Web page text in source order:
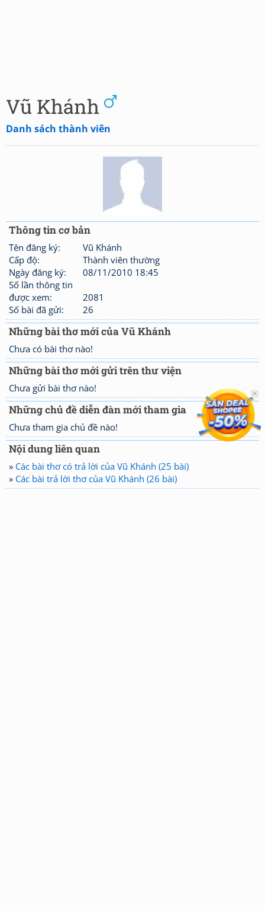
Vũ Khánh
Danh sách thành viên
Thông tin cơ bản
Tên đăng ký:
Vũ Khánh
Cấp độ:
Thành viên thường
Ngày đăng ký:
08/11/2010 18:45
Số lần thông tin
được xem:
2081
Số bài đã gửi:
26
Những bài thơ mới của Vũ Khánh
Chưa có bài thơ nào!
Những bài thơ mới gửi trên thư viện
Chưa gửi bài thơ nào!
Những chủ đề diễn đàn mới tham gia
Chưa tham gia chủ đề nào!
Nội dung liên quan
» Các bài thơ có trả lời của Vũ Khánh (25 bài)
» Các bài trả lời thơ của Vũ Khánh (26 bài)